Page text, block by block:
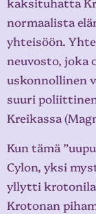
normaalista
yhteisöön.
neuvosto, joka
uskonnollinen
suuri
Kreikassa
Kun tämä
Cylon, yksi
yllytti
Krotonan